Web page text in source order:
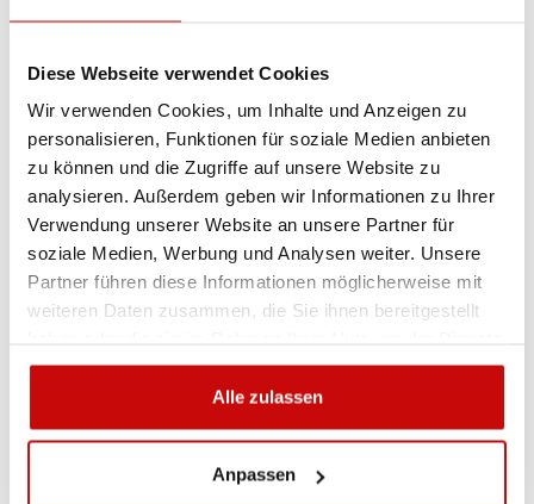
Diese Webseite verwendet Cookies
Wir verwenden Cookies, um Inhalte und Anzeigen zu
personalisieren, Funktionen für soziale Medien anbieten
zu können und die Zugriffe auf unsere Website zu
analysieren. Außerdem geben wir Informationen zu Ihrer
Verwendung unserer Website an unsere Partner für
soziale Medien, Werbung und Analysen weiter. Unsere
Partner führen diese Informationen möglicherweise mit
weiteren Daten zusammen, die Sie ihnen bereitgestellt
gesammelt haben.
Alle zulassen
Anpassen
Wetterbedingungen getestet.
Normen:ECE R65, EC95/54 EMC, die für Warnleuchten
vorgeschrieben sind.
Ihr Mechanismus gewährleistet einen störungsfreien
Betrieb im Temperaturbereich von-30 bis +50 °C
Die Leuchte ist wasserdicht.
Die Farbe der Lichtkuppel richtet sich nach dem
vorgesehenen Einsatzzweck.
Spannung:12V
Garantie: 2 Jahre
203 mm x 130 mm
Farbe:Orange